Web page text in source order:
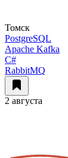
Томск
PostgreSQL
Apache Kafka
C#
RabbitMQ
2 августа